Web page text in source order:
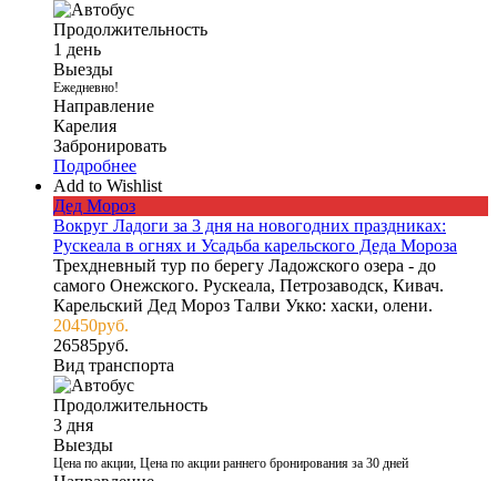
Продолжительность
1 день
Выезды
Ежедневно!
Направление
Карелия
Забронировать
Подробнее
Add to Wishlist
Дед Мороз
Вокруг Ладоги за 3 дня на новогодних праздниках:
Рускеала в огнях и Усадьба карельского Деда Мороза
Трехдневный тур по берегу Ладожского озера - до
самого Онежского. Рускеала, Петрозаводск, Кивач.
Карельский Дед Мороз Талви Укко: хаски, олени.
20450руб.
26585руб.
Вид транспорта
Продолжительность
3 дня
Выезды
Цена по акции, Цена по акции раннего бронирования за 30 дней